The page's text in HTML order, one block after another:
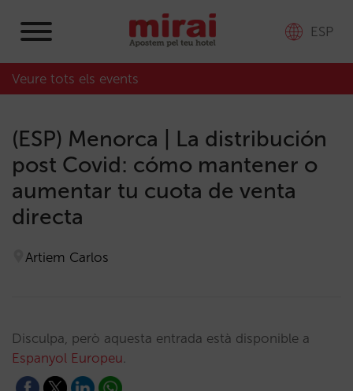
ESP
Veure tots els events
(ESP) Menorca | La distribución
post Covid: cómo mantener o
aumentar tu cuota de venta
directa
Artiem Carlos
Disculpa, però aquesta entrada està disponible a
Espanyol Europeu.